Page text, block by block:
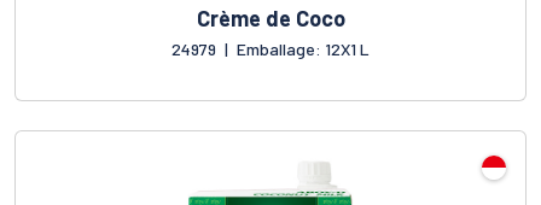
Crème de Coco
24979 | Emballage: 12X1 L